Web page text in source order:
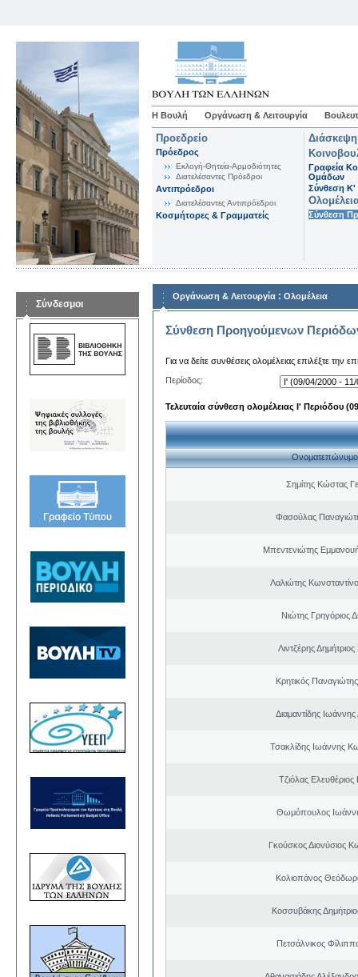
Η Βουλή Οργάνωση & Λειτουργία
Προεδρείο
Πρόεδρος
Εκλογή-Θητεία-Αρμοδιότητες
Διατελέσαντες Πρόεδροι
Αντιπρόεδροι
Διατελέσαντες Αντιπρόεδροι
Κοσμήτορες & Γραμματείς
Γραφεία
Ομάδων
Σύνθεση K'
Σύνθεση
Σύνδεσμοι
Οργάνωση & Λειτουργία : Ολομέλεια
Σύνθεση Προηγούμενων
Για να δείτε συνθέσεις ολομέλειας επιλέξτε την
Περίοδος:
Τελευταία σύνθεση ολομέλειας Ι' Περιόδου
Ονοματεπώνυμο
Σημίτης Κώστας
Φασούλας
Μπεντενιώτης
Λαλιώτης
Νιώτης Γρηγόριος
Λιντζέρης
Κρητικός
Διαμαντίδης Ιωάννης
Τσακλίδης Ιωάννης
Τζιόλας Ελευθέριος
Θωμόπουλος
Γκούσκος Διονύσιος
Κολιοπάνος
Κοσσυβάκης
Πετσάλνικος